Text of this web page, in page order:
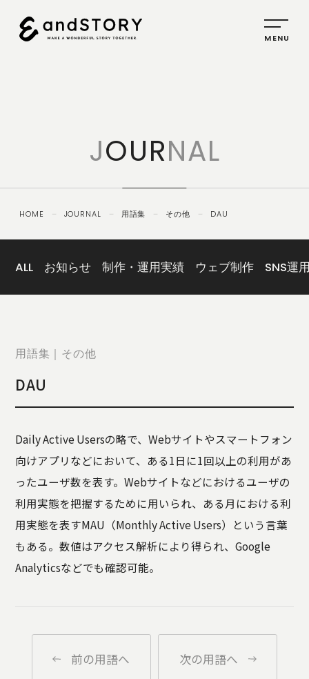
SERVICE
PLANNING
CREATIVE
IDENTITY
ABOUT
US
COMPANY
JOURNAL
CONTACT
US
PRIVACY
POLICY
SECURITY
POLICY
特定商取引
に基づく表
記
JOURNAL
HOME － JOURNAL － 用語集 － その他 － DAU
ALL お知らせ 制作・運用実績 ウェブ制作 SNS運
用語集｜その他
DAU
Daily Active Usersの略で、Webサイトやスマートフォン
向けアプリなどにおいて、ある1日に1回以上の利用があ
ったユーザ数を表す。Webサイトなどにおけるユーザの
利用実態を把握するために用いられ、ある月における利
用実態を表すMAU（Monthly Active Users）という言葉
もある。数値はアクセス解析により得られ、Google
Analyticsなどでも確認可能。
前の用語へ 次の用語へ